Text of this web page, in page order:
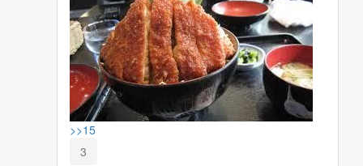
>>15
3